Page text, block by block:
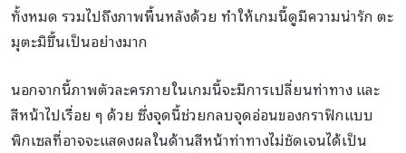
ทั้งหมด รวมไปถึงภาพพื้นหลังด้วย ทำให้เกมนี้ดูมีความน่ารัก ตะ
มุตะมิขึ้นเป็นอย่างมาก
นอกจากนี้ภาพตัวละครภายในเกมนี้จะมีการเปลี่ยนท่าทาง และ
สีหน้าไปเรื่อย ๆ ด้วย ซึ่งจุดนี้ช่วยกลบจุดอ่อนของกราฟิกแบบ
พิกเซลที่อาจจะแสดงผลในด้านสีหน้าท่าทางไม่ชัดเจนได้เป็น